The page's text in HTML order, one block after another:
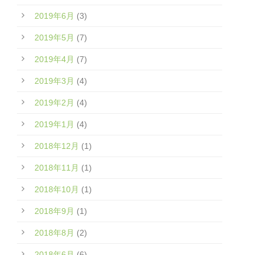
2019年6月 (3)
2019年5月 (7)
2019年4月 (7)
2019年3月 (4)
2019年2月 (4)
2019年1月 (4)
2018年12月 (1)
2018年11月 (1)
2018年10月 (1)
2018年9月 (1)
2018年8月 (2)